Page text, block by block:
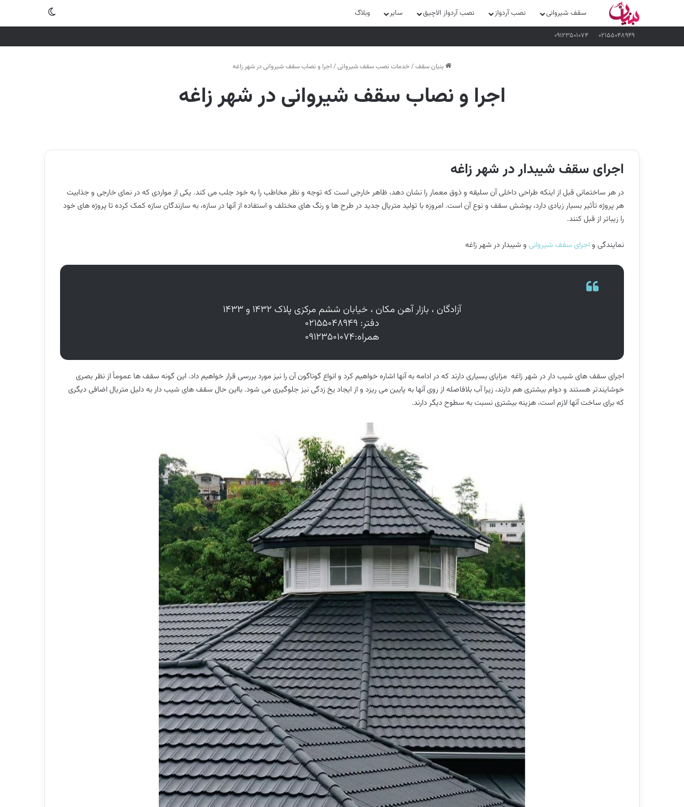
سقف شیروانی نصب آردواز نصب آردواز الاچیق سایر وبلاگ
۰۲۱۵۵۰۴۸۹۴۹ ۰۹۱۲۳۵۰۱۰۷۴
بنیان سقف/ خدمات نصب سقف شیروانی/ اجرا و نصاب سقف شیروانی در شهر زاغه
اجرا و نصاب سقف شیروانی در شهر زاغه
اجرای سقف شیبدار در شهر زاغه
در هر ساختمانی قبل از اینکه طراحی داخلی آن سلیقه و ذوق معمار را نشان دهد، ظاهر خارجی است که توجه و نظر مخاطب را به خود جلب می کند. یکی از مواردی که در نمای خارجی و جذابیت
هر پروژه تأثیر بسیار زیادی دارد، پوشش سقف و نوع آن است. امروزه با تولید متریال جدید در طرح ها و رنگ های مختلف و استفاده از آنها در سازه، به سازندگان سازه کمک کرده تا پروژه های خود
را زیباتر از قبل کنند.
نمایندگی واجرای سقف شیروانی و شیبدار در شهر زاغه
آزادگان ، بازار آهن مکان ، خیابان ششم مرکزی پلاک ۱۴۳۲ و ۱۴۳۳
دفتر: ۰۲۱۵۵۰۴۸۹۴۹
همراه:۰۹۱۲۳۵۰۱۰۷۴
اجرای سقف های شیب دار در شهر زاغه مزایای بسیاری دارند که در ادامه به آنها اشاره خواهیم کرد و انواع گوناگون آن را نیز مورد بررسی قرار خواهیم داد. این گونه سقف ها عموماً از نظر بصری
خوشایندتر هستند و دوام بیشتری هم دارند، زیرا آب بلافاصله از روی آنها به پایین می ریزد و از ایجاد یخ زدگی نیز جلوگیری می شود. بااین حال سقف های شیب دار به دلیل متریال اضافی دیگری
که برای ساخت آنها لازم است، هزینه بیشتری نسبت به سطوح دیگر دارند.